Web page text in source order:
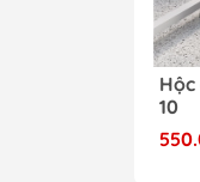
10